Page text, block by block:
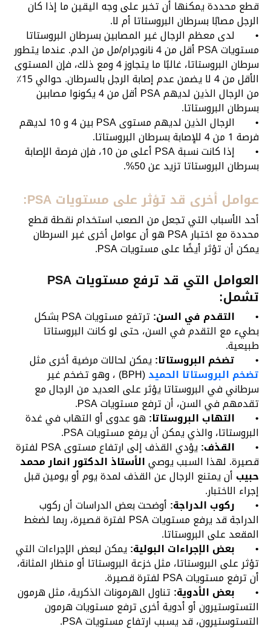
قطع محددة يمكنها أن تخبر على وجه اليقين ما إذا كان
الرجل مصابًا بسرطان البروستاتا أم لا.
• لدى معظم الرجال غير المصابين بسرطان البروستاتا
مستويات PSA أقل من 4 نانوجرام/مل من الدم. عندما يتطور
سرطان البروستاتا، غالبًا ما يتجاوز 4 ومع ذلك، فإن المستوى
الأقل من 4 لا يضمن عدم إصابة الرجل بالسرطان. حوالي 15٪
من الرجال الذين لديهم PSA أقل من 4 يكونوا مصابين
بسرطان البروستاتا.
• الرجال الذين لديهم مستوى PSA بين 4 و 10 لديهم
فرصة 1 من 4 للإصابة بسرطان البروستاتا.
• إذا كانت نسبة PSA أعلى من 10، فإن فرصة الإصابة
بسرطان البروستاتا تزيد عن 50%.
عوامل أخرى قد تؤثر على مستويات PSA:
أحد الأسباب التي تجعل من الصعب استخدام نقطة قطع
محددة مع اختبار PSA هو أن عوامل أخرى غير السرطان
يمكن أن تؤثر أيضًا على مستويات PSA.
العوامل التي قد ترفع مستويات PSA
تشمل:
• التقدم في السن: ترتفع مستويات PSA بشكل
بطيء مع التقدم في السن، حتى لو كانت البروستاتا
طبيعية.
• تضخم البروستاتا:يمكن لحالات مرضية أخرى مثل
تضخم البروستاتا الحميد (BPH) ، وهو تضخم غير
سرطاني في البروستاتا يؤثر على العديد من الرجال مع
تقدمهم في السن، أن ترفع مستويات PSA.
• التهاب البروستاتا:هو عدوى أو التهاب في غدة
البروستاتا، والذي يمكن أن يرفع مستويات PSA.
• القذف: يؤدي القذف إلى ارتفاع مستوى PSA لفترة
قصيرة. لهذا السبب يوصيالأستاذ الدكتور انمار محمد
حبيب أن يمتنع الرجال عن القذف لمدة يوم أو يومين قبل
إجراء الاختبار.
• ركوب الدراجة: أوضحت بعض الدراسات أن ركوب
الدراجة قد يرفع مستويات PSA لفترة قصيرة، ربما لضغط
المقعد على البروستاتا.
• بعض الإجراءات البولية:يمكن لبعض الإجراءات التي
تؤثر على البروستاتا، مثل خزعة البروستاتا أو منظار المثانة،
أن ترفع مستويات PSA لفترة قصيرة.
• بعض الأدوية: تناول الهرمونات الذكرية، مثل هرمون
التستوستيرون أو أدوية أخرى ترفع مستويات هرمون
التستوستيرون، قد يسبب ارتفاع مستويات PSA.